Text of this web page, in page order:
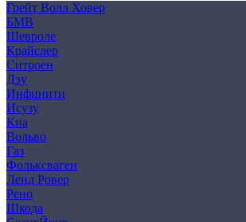
Грейт Волл Ховер
БМВ
Шевроле
Крайслер
Ситроен
Дэу
Инфинити
Исузу
Киа
Вольво
Газ
Фольксваген
Ленд Ровер
Рено
Шкода